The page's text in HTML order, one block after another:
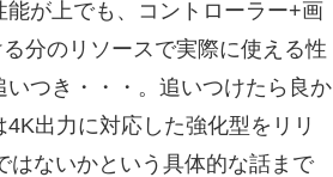
が上でも、コントローラー+画
分のリソースで実際に使える性
つき・・・。追いつけたら良か
出力に対応した強化型をリリ
はないかという具体的な話まで